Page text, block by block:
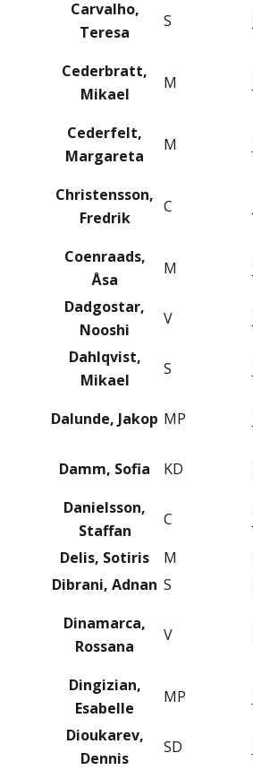
Carvalho,
Teresa
S
Cederbratt,
Mikael
M
Cederfelt,
Margareta
M
Christensson,
Fredrik
C
Coenraads,
Åsa
M
Dadgostar,
Nooshi
V
Dahlqvist,
Mikael
S
Dalunde, Jakop MP
Damm, Sofia KD
Danielsson,
Staffan
C
Delis, Sotiris
M
Dibrani, Adnan S
Dinamarca,
Rossana
V
Dingizian,
Esabelle
MP
Dioukarev,
Dennis
SD